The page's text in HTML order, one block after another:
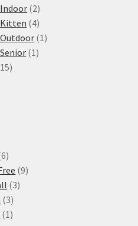
produktů
22
produkty
44
produkty
1 1
1 1
1515
66
produktů
99
33
33
produkty
1 1